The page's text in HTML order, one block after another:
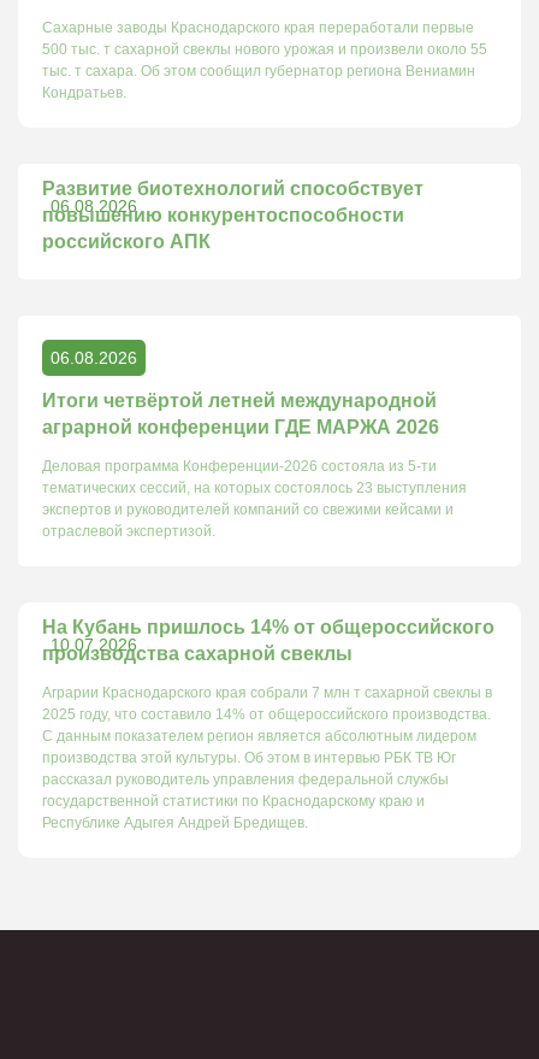
Сахарные заводы Краснодарского края переработали первые
500 тыс. т сахарной свеклы нового урожая и произвели около 55
тыс. т сахара. Об этом сообщил губернатор региона Вениамин
Кондратьев.
06.08.2026
Развитие биотехнологий способствует
повышению конкурентоспособности
российского АПК
06.08.2026
Итоги четвёртой летней международной
аграрной конференции ГДЕ МАРЖА 2026
Деловая программа Конференции-2026 состояла из 5-ти
тематических сессий, на которых состоялось 23 выступления
экспертов и руководителей компаний со свежими кейсами и
отраслевой экспертизой.
10.07.2026
На Кубань пришлось 14% от общероссийского
производства сахарной свеклы
Аграрии Краснодарского края собрали 7 млн т сахарной свеклы в
2025 году, что составило 14% от общероссийского производства.
С данным показателем регион является абсолютным лидером
производства этой культуры. Об этом в интервью РБК ТВ Юг
рассказал руководитель управления федеральной службы
государственной статистики по Краснодарскому краю и
Республике Адыгея Андрей Бредищев.